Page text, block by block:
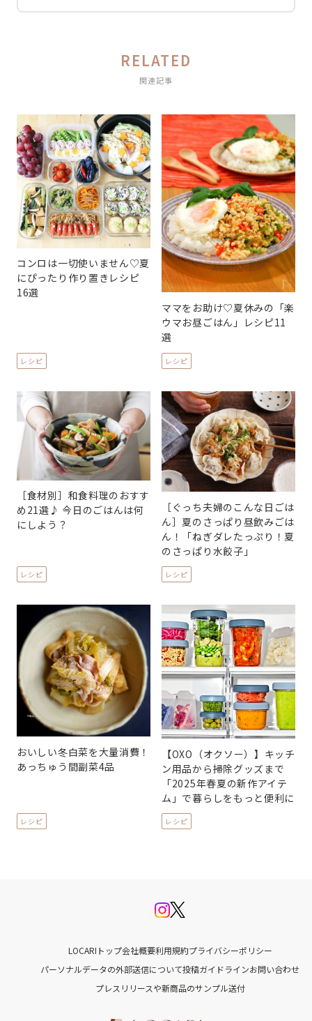
RELATED
関連記事
コンロは一切使いません♡夏
にぴったり作り置きレシピ
16選
レシピ
ママをお助け♡夏休みの「楽
ウマお昼ごはん」レシピ11
選
レシピ
［食材別］和食料理のおすす
め21選♪ 今日のごはんは何
にしよう？
レシピ
［ぐっち夫婦のこんな日ごは
ん］夏のさっぱり昼飲みごは
ん！「ねぎダレたっぷり！夏
のさっぱり水餃子」
レシピ
おいしい冬白菜を大量消費！
あっちゅう間副菜4品
レシピ
【OXO（オクソー）】キッチ
ン用品から掃除グッズまで
「2025年春夏の新作アイテ
ム」で暮らしをもっと便利に
レシピ
LOCARIトップ会社概要利用規約プライバシーポリシー
パーソナルデータの外部送信について投稿ガイドラインお問い合わせ
プレスリリースや新商品のサンプル送付